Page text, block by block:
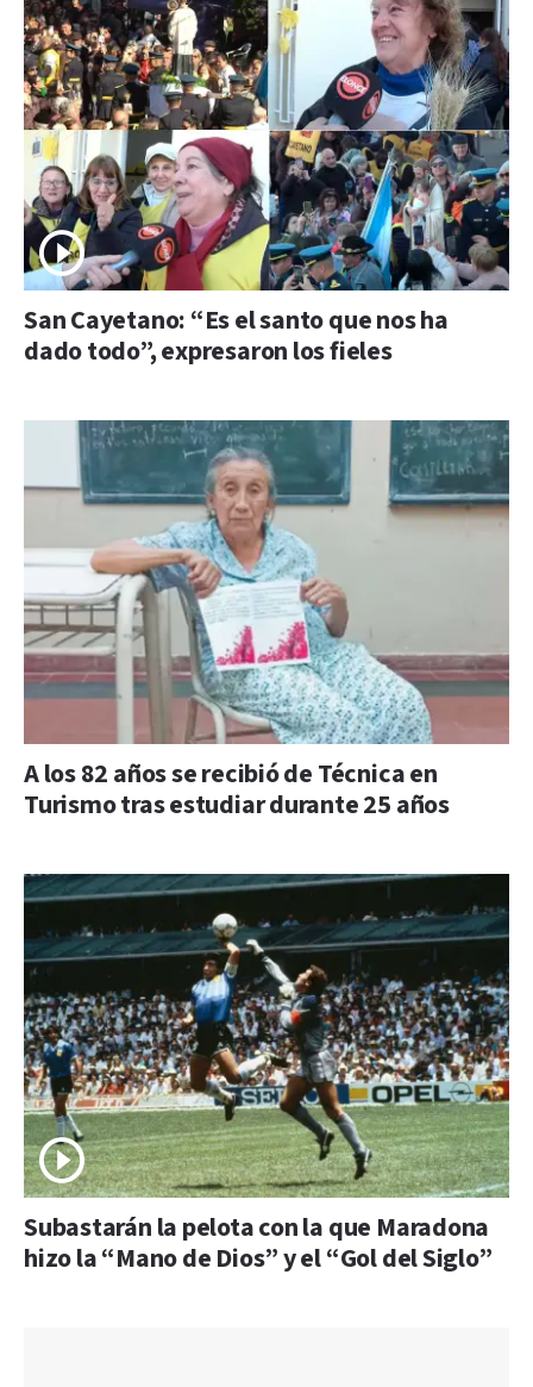
San Cayetano: “Es el santo que nos ha
dado todo”, expresaron los fieles
A los 82 años se recibió de Técnica en
Turismo tras estudiar durante 25 años
Subastarán la pelota con la que Maradona
hizo la “Mano de Dios” y el “Gol del Siglo”